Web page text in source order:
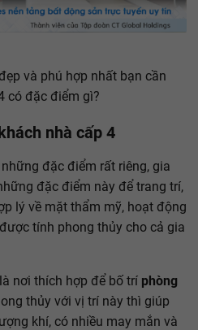
và phú hợp nhất bạn cần
có đặc điểm gì?
nhà cấp 4
đặc điểm rất riêng, gia
đặc điểm này để trang trí,
lý về mặt thẩm mỹ, hoạt động
tính phong thủy cho cả gia
nơi thích hợp để bố trí phòng
thủy với vị trí này thì giúp
khí, có nhiều may mắn và